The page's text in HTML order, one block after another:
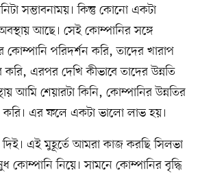
সম্ভাবনাময়। কিন্তু কোনো একটা
আছে। সেই কোম্পানির সঙ্গে
পরিদর্শন করি, তাদের খারাপ
করি, এরপর দেখি কীভাবে তাদের উন্নতি
আমি শেয়ারটা কিনি, কোম্পানির উন্নতির
করি। এর ফলে একটা ভালো লাভ হয়।
দিই। এই মুহূর্তে আমরা কাজ করছি সিলভা
কোম্পানি নিয়ে। সামনে কোম্পানির বৃদ্ধি